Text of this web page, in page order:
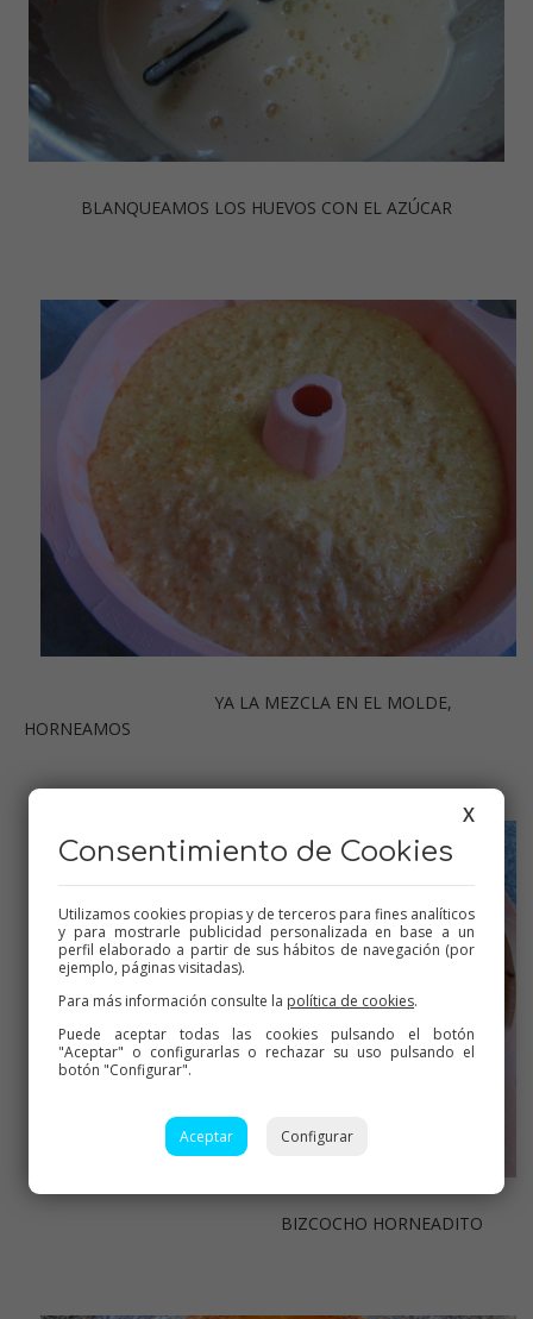
BLANQUEAMOS LOS HUEVOS CON EL AZÚCAR
YA LA MEZCLA EN EL MOLDE,
HORNEAMOS
BIZCOCHO HORNEADITO
X
Consentimiento de Cookies
Utilizamos cookies propias y de terceros para fines analíticos
y para mostrarle publicidad personalizada en base a un
perfil elaborado a partir de sus hábitos de navegación (por
ejemplo, páginas visitadas).
Para más información consulte la política de cookies.
Puede aceptar todas las cookies pulsando el botón
"Aceptar" o configurarlas o rechazar su uso pulsando el
botón "Configurar".
Aceptar Configurar